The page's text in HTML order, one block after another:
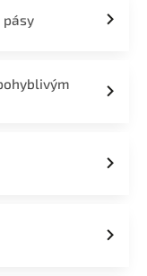
pásy